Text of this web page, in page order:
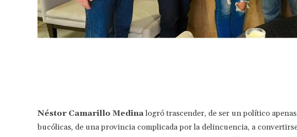
Néstor Camarillo Medinalogró trascender, de ser un político
bucólicas, de una provincia complicada por la delincuencia, a